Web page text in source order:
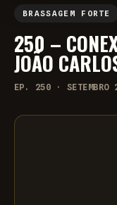
BRASSAGEM FORTE
250 –
JOÃO
EP. 250 · SETEMBRO